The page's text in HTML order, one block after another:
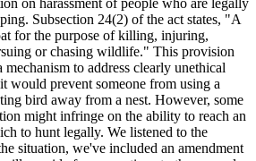
Subsection 24(2) of the act states, "A
for the purpose of killing, injuring,
or chasing wildlife." This provision
mechanism to address clearly unethical
would prevent someone from using a
bird away from a nest. However, some
might infringe on the ability to reach an
to hunt legally. We listened to the
situation, we've included an amendment